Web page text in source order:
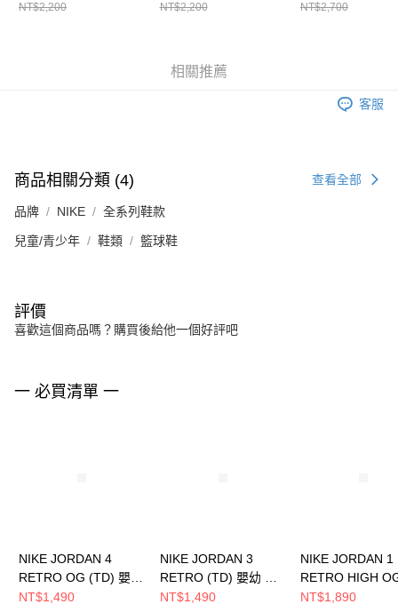
NT$2,200 NT$2,200
FD1413402
NT$2,700
相關推薦
客服
商品相關分類 (4) 查看全部
品牌 NIKE 全系列鞋款
兒童/青少年 鞋類 籃球鞋
評價
喜歡這個商品嗎？購買後給他一個好評吧
一 必買清單 一
NIKE JORDAN 4
RETRO OG (TD) 嬰幼
籃球鞋 IB4387100
NT$1,490
NIKE JORDAN 3
RETRO (TD) 嬰幼 籃
球鞋 DM0968202
NT$1,490
NIKE JORDAN 1
RETRO HIGH
(TD) 嬰幼 籃球鞋
NT$1,890